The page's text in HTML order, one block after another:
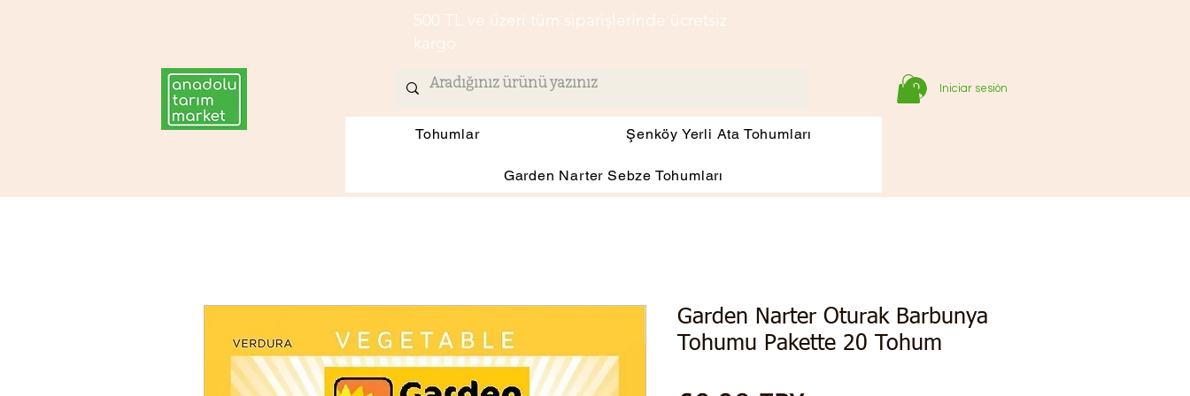
500 TL ve üzeri tüm siparişlerinde ücretsiz
kargo
Iniciar sesión
Tohumlar Şenköy Yerli Ata Tohumları
Garden Narter Sebze Tohumları
Garden Narter Oturak Barbunya
Tohumu Pakette 20 Tohum